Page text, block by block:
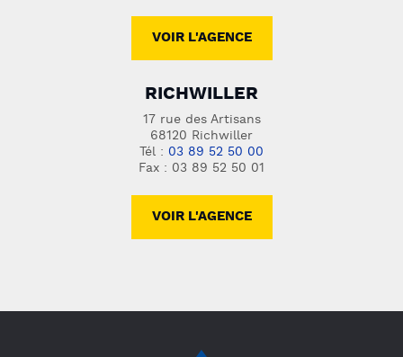
VOIR L'AGENCE
RICHWILLER
17 rue des Artisans
68120 Richwiller
Tél : 03 89 52 50 00
Fax : 03 89 52 50 01
VOIR L'AGENCE